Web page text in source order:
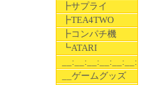
┣サプライ
┣TEA4TWO
┣コンパチ機
┗ATARI
__:__:__:__:__:__:__
__ゲームグッズ